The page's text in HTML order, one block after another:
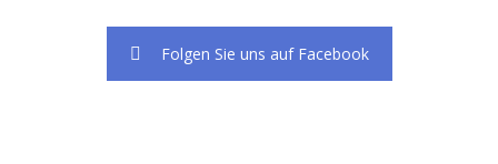
Folgen Sie uns auf Facebook